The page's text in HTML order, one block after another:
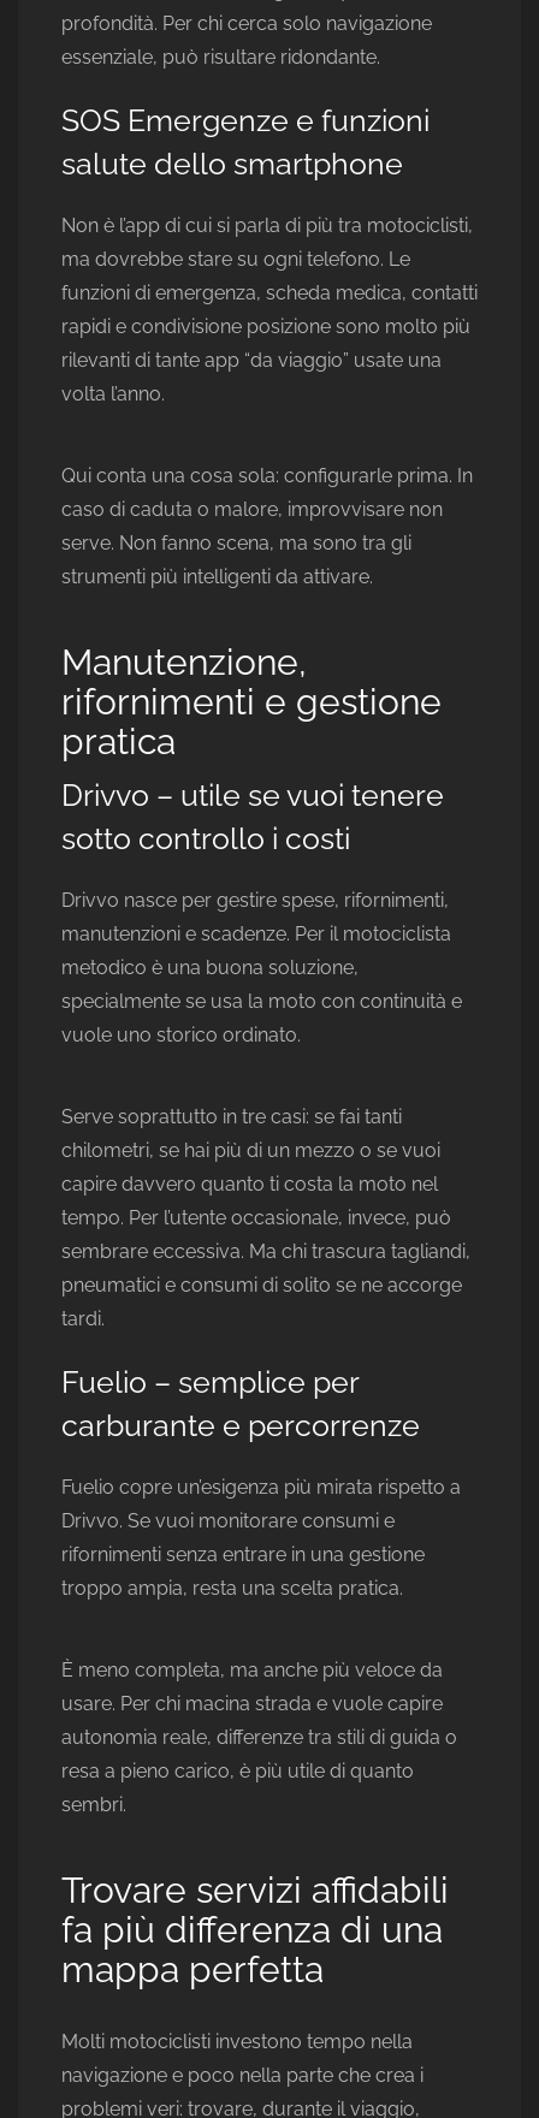
profondità. Per chi cerca solo navigazione
essenziale, può risultare ridondante.
SOS Emergenze e funzioni
salute dello smartphone
Non è l’app di cui si parla di più tra motociclisti,
ma dovrebbe stare su ogni telefono. Le
funzioni di emergenza, scheda medica, contatti
rapidi e condivisione posizione sono molto più
rilevanti di tante app “da viaggio” usate una
volta l’anno.
Qui conta una cosa sola: configurarle prima. In
caso di caduta o malore, improvvisare non
serve. Non fanno scena, ma sono tra gli
strumenti più intelligenti da attivare.
Manutenzione,
rifornimenti e gestione
pratica
Drivvo – utile se vuoi tenere
sotto controllo i costi
Drivvo nasce per gestire spese, rifornimenti,
manutenzioni e scadenze. Per il motociclista
metodico è una buona soluzione,
specialmente se usa la moto con continuità e
vuole uno storico ordinato.
Serve soprattutto in tre casi: se fai tanti
chilometri, se hai più di un mezzo o se vuoi
capire davvero quanto ti costa la moto nel
tempo. Per l’utente occasionale, invece, può
sembrare eccessiva. Ma chi trascura tagliandi,
pneumatici e consumi di solito se ne accorge
tardi.
Fuelio – semplice per
carburante e percorrenze
Fuelio copre un’esigenza più mirata rispetto a
Drivvo. Se vuoi monitorare consumi e
rifornimenti senza entrare in una gestione
troppo ampia, resta una scelta pratica.
È meno completa, ma anche più veloce da
usare. Per chi macina strada e vuole capire
autonomia reale, differenze tra stili di guida o
resa a pieno carico, è più utile di quanto
sembri.
Trovare servizi affidabili
fa più differenza di una
mappa perfetta
Molti motociclisti investono tempo nella
navigazione e poco nella parte che crea i
problemi veri: trovare, durante il viaggio,